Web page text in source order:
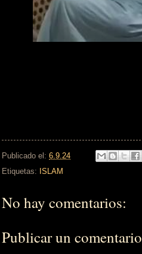
Publicado el: 6.9.24
Etiquetas: ISLAM
No hay comentarios:
Publicar un comentario